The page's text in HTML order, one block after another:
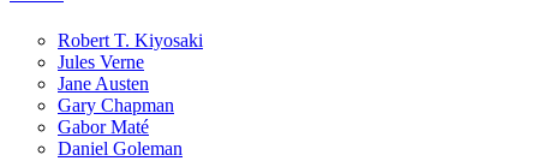
Robert T. Kiyosaki
Jules Verne
Jane Austen
Gary Chapman
Gabor Maté
Daniel Goleman